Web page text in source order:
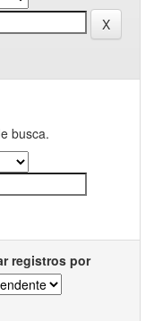
busca.
registros por